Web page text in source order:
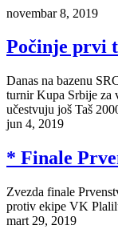
novembar 8, 2019
Počinje prvi
Danas na bazenu
turnir Kupa Srbije za
učestvuju još Taš
jun 4, 2019
* Finale
Zvezda finale
protiv ekipe VK
mart 29, 2019